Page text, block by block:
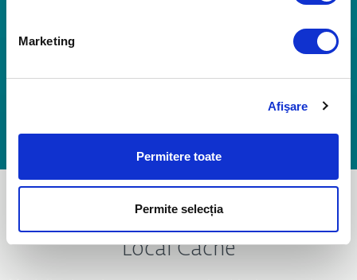
Marketing
Afişare
Permitere toate
Permite selecția
O singură rețea, multiple sisteme de operare. Cum
le securizăm?
Cum funcționează ESET Shared
Local Cache